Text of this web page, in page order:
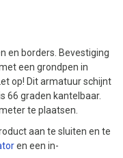
en borders. Bevestiging
een grondpen in
op! Dit armatuur schijnt
66 graden kantelbaar.
te plaatsen.
aan te sluiten en te
en een in-